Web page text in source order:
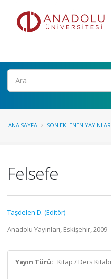
Ara
ANA SAYFA SON EKLENEN YAYINLAR
Felsefe
Taşdelen D. (Editör)
Anadolu Yayınları, Eskişehir, 2009
Yayın Türü: Kitap / Ders Kitabı